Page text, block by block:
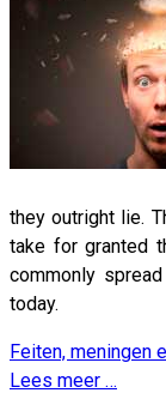
they outright lie.
take for granted
commonly
today.
Feiten, meningen
Lees meer …